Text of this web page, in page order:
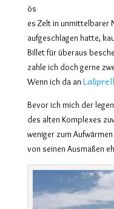
ös
es Zelt in unmittelbarer
aufgeschlagen hatte,
Billet für überaus
zahle ich doch gerne
Wenn ich da an
Bevor ich mich der
des alten Komplexes
weniger zum
von seinen Ausmaßen